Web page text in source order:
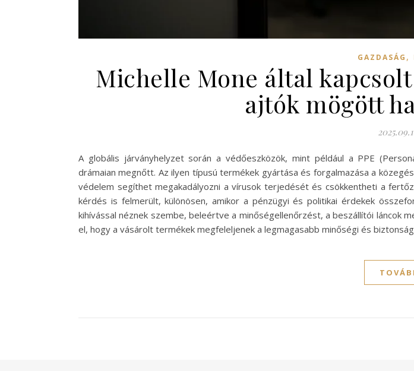
GAZDASÁG ,
Michelle Mone által
ajtók mögött
A globális járványhelyzet során a védőeszközök, mint például a PPE
drámaian megnőtt. Az ilyen típusú termékek gyártása és forgalmazása a
védelem segíthet megakadályozni a vírusok terjedését és csökkentheti a
kérdés is felmerült, különösen, amikor a pénzügyi és politikai érdekek
kihívással néznek szembe, beleértve a minőségellenőrzést, a beszállítói láncok
el, hogy a vásárolt termékek megfeleljenek a legmagasabb minőségi és